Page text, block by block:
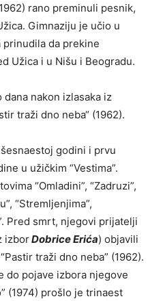
rano preminuli pesnik,
Gimnaziju je učio u
prinudila da prekine
Užica i u Nišu i Beogradu.
nakon izlasaka iz
traži dno neba“ (1962).
godini i prvu
u užičkim “Vestima”.
“Omladini”, “Zadruzi”,
“Stremljenjima”,
Pred smrt, njegovi prijatelji
izborDobrice Erića) objavili
traži dno neba” (1962).
do pojave izbora njegove
(1974) prošlo je trinaest